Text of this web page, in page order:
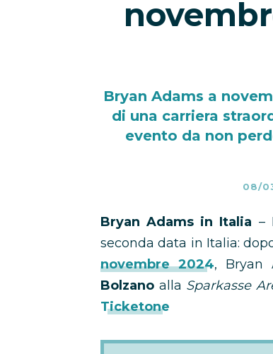
Bryan Adams a
di una carriera
evento da non
08/
Bryan Adams in Italia –
seconda data in Italia:
novembre 2024, Bryan
Bolzano alla Sparkasse
Ticketone